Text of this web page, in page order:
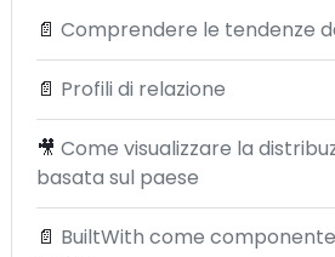
📄 Comprendere le tendenze
📄 Profili di relazione
🎥 Come visualizzare la
basata sul paese
📄 BuiltWith come